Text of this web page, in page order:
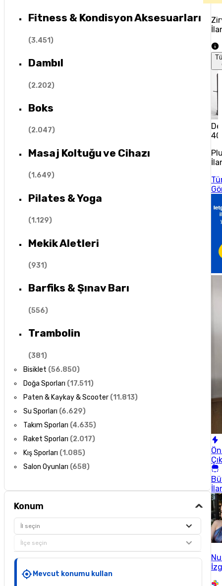
Fitness & Kondisyon Aksesuarları
(3.451)
Dambıl
(2.202)
Boks
(2.047)
Masaj Koltuğu ve Cihazı
(1.649)
Pilates & Yoga
(1.129)
Mekik Aletleri
(931)
Barfiks & Şınav Barı
(556)
Trambolin
(381)
Bisiklet (56.850)
Doğa Sporları (17.511)
Paten & Kaykay & Scooter (11.813)
Su Sporları (6.629)
Takım Sporları (4.635)
Raket Sporları (2.017)
Kış Sporları (1.085)
Salon Oyunları (658)
Konum
İl seçin
İlçe seçin
Mevcut konumu kullan